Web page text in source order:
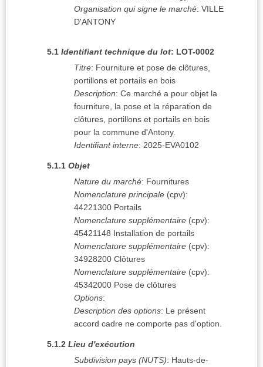
Organisation qui signe le marché: VILLE
D'ANTONY
5.1 Identifiant technique du lot: LOT-0002
Titre: Fourniture et pose de clôtures,
portillons et portails en bois
Description: Ce marché a pour objet la
fourniture, la pose et la réparation de
clôtures, portillons et portails en bois
pour la commune d'Antony.
Identifiant interne: 2025-EVA0102
5.1.1 Objet
Nature du marché: Fournitures
Nomenclature principale (cpv):
44221300 Portails
Nomenclature supplémentaire (cpv):
45421148 Installation de portails
Nomenclature supplémentaire (cpv):
34928200 Clôtures
Nomenclature supplémentaire (cpv):
45342000 Pose de clôtures
Options:
Description des options: Le présent
accord cadre ne comporte pas d'option.
5.1.2 Lieu d'exécution
Subdivision pays (NUTS): Hauts-de-